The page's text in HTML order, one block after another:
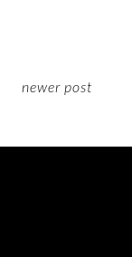
newer post